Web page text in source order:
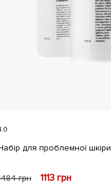
для проблемної шкіри
грн 1113 грн